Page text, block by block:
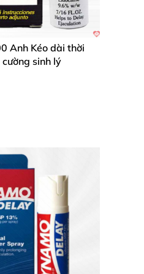
ý!"
nhàng."
rất an toàn."
Anh Kéo dài thời
sinh lý